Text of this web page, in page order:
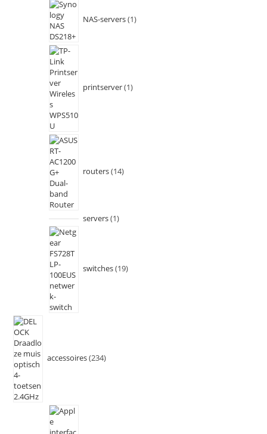
NAS-servers 1
printserver 1
routers 14
servers 1
switches 19
accessoires 234